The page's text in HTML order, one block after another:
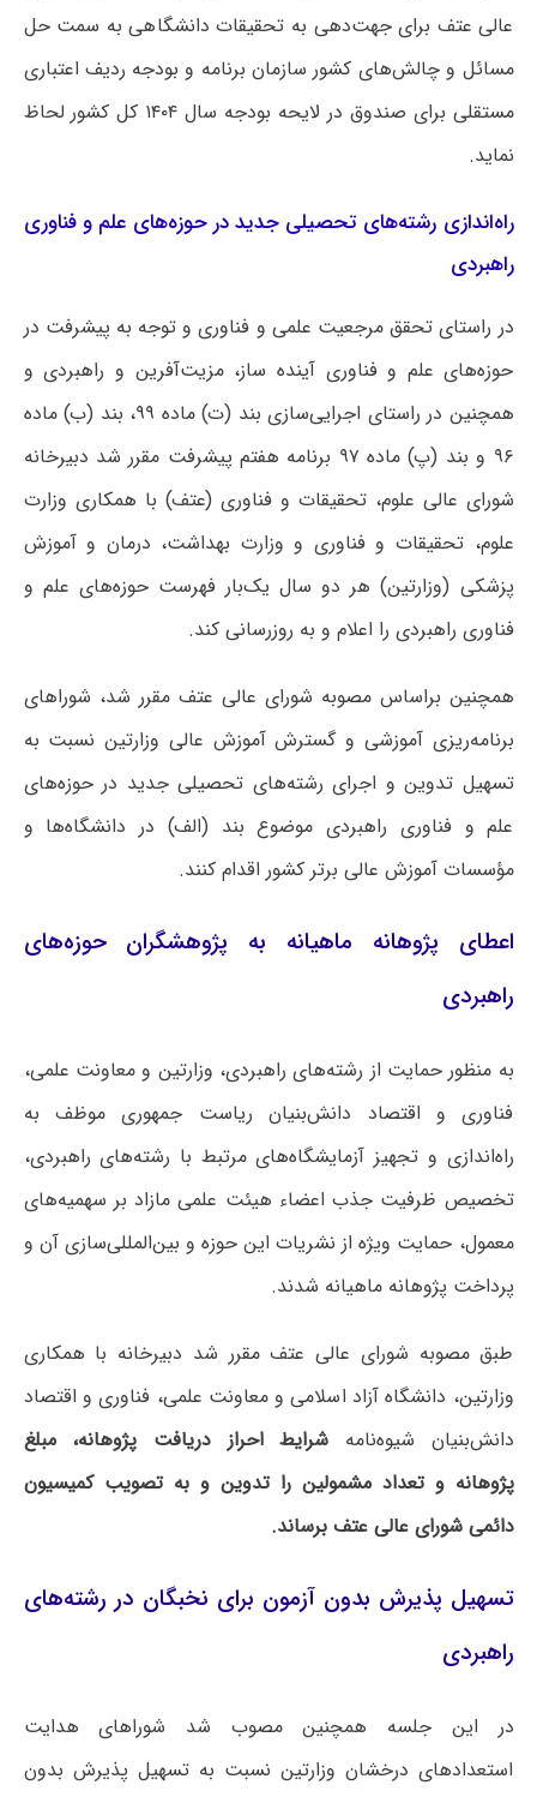
عالی عتف برای جهت‌دهی به تحقیقات دانشگاهی به سمت حل
مسائل و چالش‌های کشور سازمان برنامه و بودجه ردیف اعتباری
مستقلی برای صندوق در لایحه بودجه سال ۱۴۰۴ کل کشور لحاظ
نماید.
راه‌اندازی رشته‌های تحصیلی جدید در حوزه‌های علم و فناوری
راهبردی
در راستای تحقق مرجعیت علمی و فناوری و توجه به پیشرفت در
حوزه‌های علم و فناوری آینده ساز، مزیت‌آفرین و راهبردی و
همچنین در راستای اجرایی‌سازی بند (ت) ماده ۹۹، بند (ب) ماده
۹۶ و بند (پ) ماده ۹۷ برنامه هفتم پیشرفت مقرر شد دبیرخانه
شورای عالی علوم، تحقیقات و فناوری (عتف) با همکاری وزارت
علوم، تحقیقات و فناوری و وزارت بهداشت، درمان و آموزش
پزشکی (وزارتین) هر دو سال یک‌بار فهرست حوزه‌های علم و
فناوری راهبردی را اعلام و به روزرسانی کند.
همچنین براساس مصوبه شورای عالی عتف مقرر شد، شوراهای
برنامه‌ریزی آموزشی و گسترش آموزش عالی وزارتین نسبت به
تسهیل تدوین و اجرای رشته‌های تحصیلی جدید در حوزه‌های
علم و فناوری راهبردی موضوع بند (الف) در دانشگاه‌ها و
مؤسسات آموزش عالی برتر کشور اقدام کنند.
اعطای پژوهانه ماهیانه به پژوهشگران حوزه‌های
راهبردی
به منظور حمایت از رشته‌های راهبردی، وزارتین و معاونت علمی،
فناوری و اقتصاد دانش‌بنیان ریاست جمهوری موظف به
راه‌اندازی و تجهیز آزمایشگاه‌های مرتبط با رشته‌های راهبردی،
تخصیص ظرفیت جذب اعضاء هیئت علمی مازاد بر سهمیه‌های
معمول، حمایت ویژه از نشریات این حوزه و بین‌المللی‌سازی آن و
پرداخت پژوهانه ماهیانه شدند.
طبق مصوبه شورای عالی عتف مقرر شد دبیرخانه با همکاری
وزارتین، دانشگاه آزاد اسلامی و معاونت علمی، فناوری و اقتصاد
دانش‌بنیان شیوه‌نامه شرایط احراز دریافت پژوهانه، مبلغ
پژوهانه و تعداد مشمولین را تدوین و به تصویب کمیسیون
دائمی شورای عالی عتف برساند.
تسهیل پذیرش بدون آزمون برای نخبگان در رشته‌های
راهبردی
در این جلسه همچنین مصوب شد شوراهای هدایت
استعدادهای درخشان وزارتین نسبت به تسهیل پذیرش بدون